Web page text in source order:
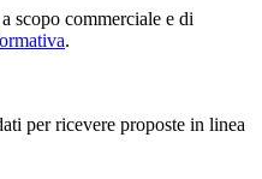
scopo commerciale e di
.
per ricevere proposte in linea